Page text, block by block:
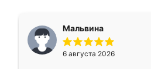
Мальвина
6 августа 2026